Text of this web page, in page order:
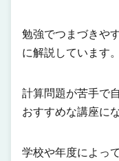
勉強でつまづきや
に解説しています。
計算問題が苦手で
おすすめな講座に
学校や年度によっ